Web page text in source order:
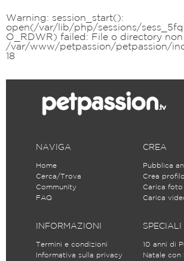
Warning : session_start():
open(/var/lib/php/sessions/
O_RDWR) failed: File o directory
/var/www/petpassion/petpassion/
18
NAVIGA
Home
Cerca/Trova
Community
FAQ
CREA
Pubblica
Crea
Carica foto
Carica
INFORMAZIONI
Termini e condizioni
Informativa sulla privacy
SPECIALI
10 anni di
Natale con